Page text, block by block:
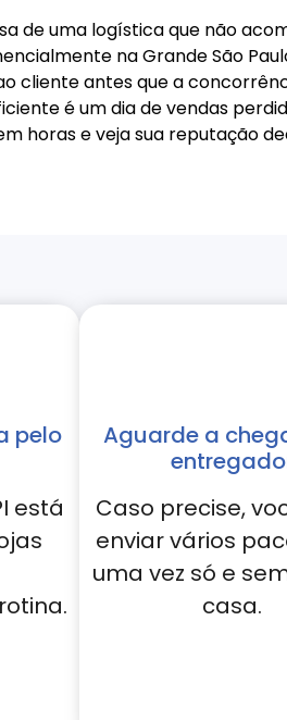
de uma logística que não
na Grande São
cliente antes que a
é um dia de vendas
horas e veja sua reputação
pelo
está
Aguarde a
Caso precise,
enviar vários
uma vez só e
casa.